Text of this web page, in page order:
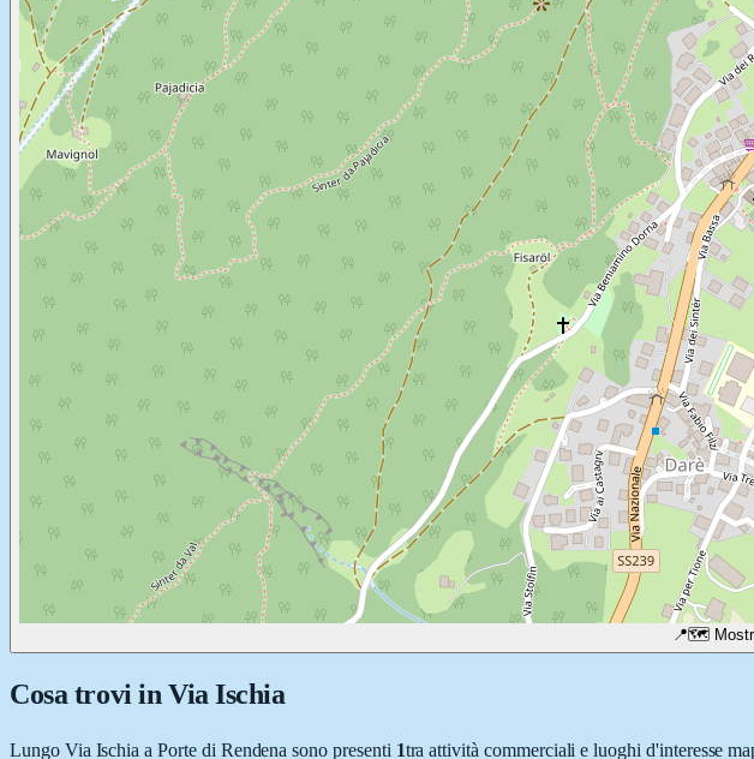
📍🗺️
Cosa trovi in Via Ischia
Lungo Via Ischia aPorte di Rendena sono presenti 1tra attività commerciali e luoghi d'interesse